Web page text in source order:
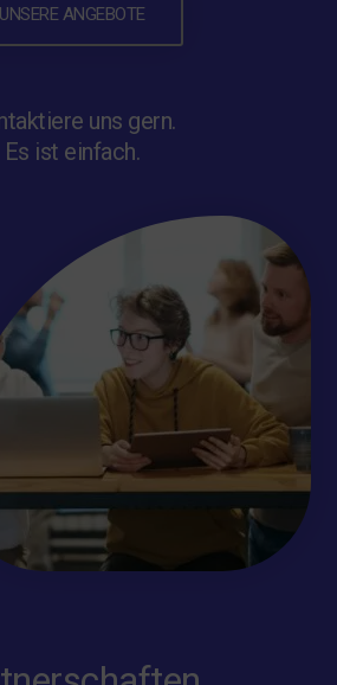
UNSERE ANGEBOTE
uns gern.
Es ist einfach.